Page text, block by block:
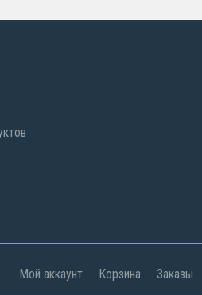
Мой аккаунт Корзина Заказы